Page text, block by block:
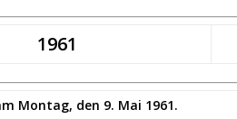
1961
Montag, den 9. Mai 1961.